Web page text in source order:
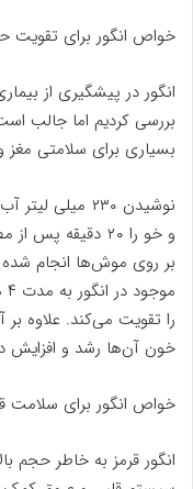
خواص انگور برای تقویت
انگور در پیشگیری از
بررسی کردیم اما جالب
بسیاری برای سلامتی
نوشیدن ۲۳۰
و خو را ۲۰
بر روی موش‌ها انجام
را تقویت می‌کند. علاوه
خون آن‌ها رشد و افزایش
خواص انگور برای سلامت
انگور قرمز به خاطر حجم